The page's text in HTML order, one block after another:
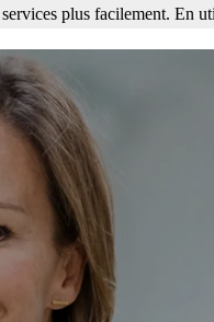
plus facilement. En
plus facilement. En